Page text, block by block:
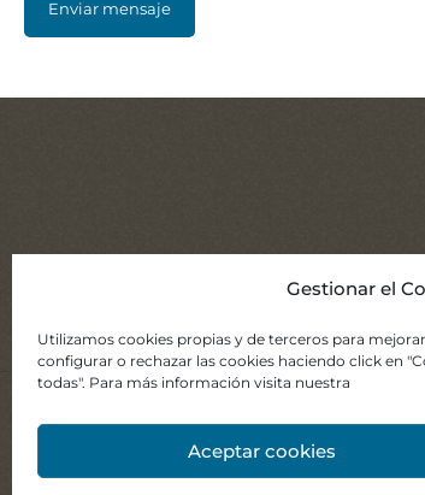
Gestionar el
Utilizamos cookies propias y de terceros para
configurar o rechazar las cookies haciendo click en
todas". Para más información visita nuestra
Aceptar cookies
©2021